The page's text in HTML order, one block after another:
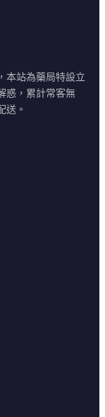
本站為藥局特設立
惑，累計常客無
送。